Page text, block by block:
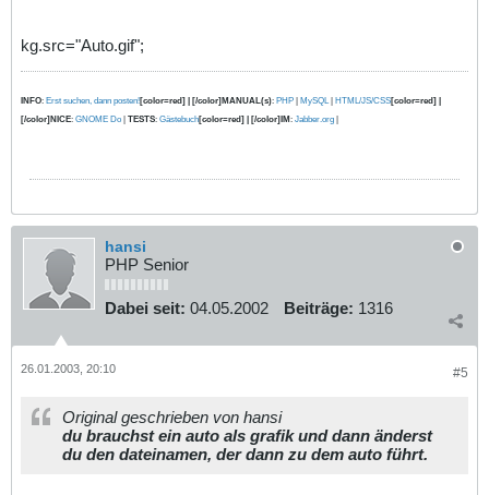
kg.src="Auto.gif";
INFO: Erst suchen, dann posten![color=red] | [/color]MANUAL(s): PHP | MySQL | HTML/JS/CSS[color=red] |
[/color]NICE: GNOME Do | TESTS: Gästebuch[color=red] | [/color]IM: Jabber.org |
hansi
PHP Senior
Dabei seit: 04.05.2002 Beiträge: 1316
#5
26.01.2003, 20:10
Original geschrieben von hansi
du brauchst ein auto als grafik und dann änderst
du den dateinamen, der dann zu dem auto führt.